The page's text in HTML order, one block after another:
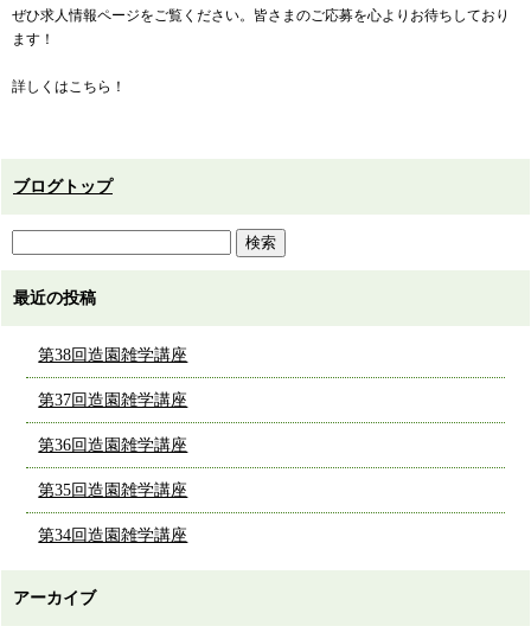
ぜひ求人情報ページをご覧ください。皆さまのご応募を心よりお待ちしており
ます！
詳しくはこちら！
ブログトップ
最近の投稿
第38回造園雑学講座
第37回造園雑学講座
第36回造園雑学講座
第35回造園雑学講座
第34回造園雑学講座
アーカイブ